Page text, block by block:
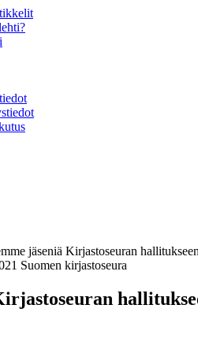
jäseniä Kirjastoseuran
Suomen kirjastoseura